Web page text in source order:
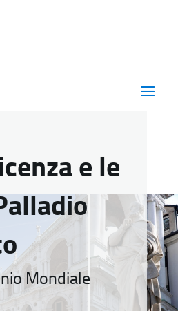
e le
Mondiale